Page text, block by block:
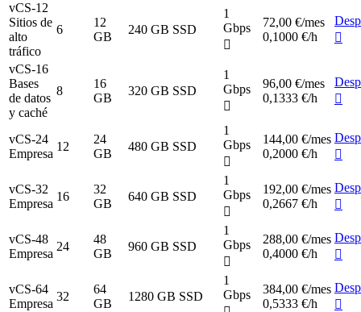
vCS-12
Sitios de
alto
tráfico
6
12
GB
240 GB SSD
1
Gbps
72,00 €/mes
0,1000 €/h
vCS-16
Bases
de datos
y caché
8
16
GB
320 GB SSD
1
Gbps
96,00 €/mes
0,1333 €/h
vCS-24
Empresa
12
24
GB
480 GB SSD
1
Gbps
144,00 €/mes
0,2000 €/h
vCS-32
Empresa
16
32
GB
640 GB SSD
1
Gbps
192,00 €/mes
0,2667 €/h
vCS-48
Empresa
24
48
GB
960 GB SSD
1
Gbps
288,00 €/mes
0,4000 €/h
vCS-64
Empresa
32
64
GB
1280 GB SSD
1
Gbps
384,00 €/mes
0,5333 €/h